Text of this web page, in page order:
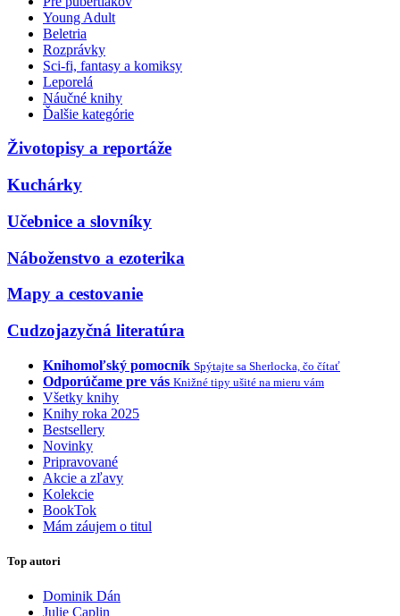
Young Adult
Beletria
Rozprávky
Sci-fi, fantasy a komiksy
Leporelá
Náučné knihy
Ďalšie kategórie
Životopisy a reportáže
Kuchárky
Učebnice a slovníky
Náboženstvo a ezoterika
Mapy a cestovanie
Cudzojazyčná literatúra
Knihomoľský pomocník Spýtajte sa Sherlocka, čo čítať
Odporúčame pre vás Knižné tipy ušité na mieru vám
Všetky knihy
Knihy roka 2025
Bestsellery
Novinky
Pripravované
Akcie a zľavy
Kolekcie
BookTok
Mám záujem o titul
Top autori
Dominik Dán
Julie Caplin